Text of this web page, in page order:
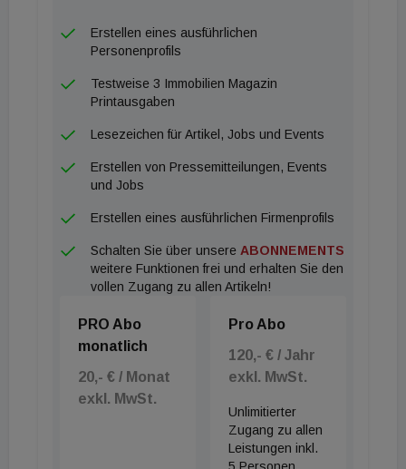
Erstellen eines ausführlichen
Personenprofils
Testweise 3 Immobilien Magazin
Printausgaben
Lesezeichen für Artikel, Jobs und Events
Erstellen von Pressemitteilungen, Events
und Jobs
Erstellen eines ausführlichen Firmenprofils
Schalten Sie über unsere ABONNEMENTS
weitere Funktionen frei und erhalten Sie den
vollen Zugang zu allen Artikeln!
PRO Abo
monatlich
20,- € / Monat
exkl. MwSt.
Pro Abo
120,- € / Jahr
exkl. MwSt.
Unlimitierter
Zugang zu allen
Leistungen inkl.